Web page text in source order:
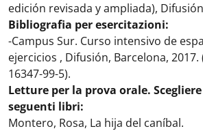
edición revisada y ampliada),
Bibliografia per esercitazioni:
-Campus Sur. Curso intensivo de
ejercicios , Difusión, Barcelona, 2017.
16347-99-5).
Letture per la prova orale.
seguenti libri:
Montero, Rosa, La hija del caníbal.